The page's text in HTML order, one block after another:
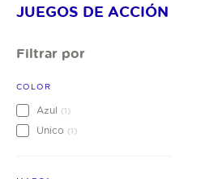
JUEGOS DE ACCIÓN
Filtrar por
COLOR
Azul (1)
Unico (1)